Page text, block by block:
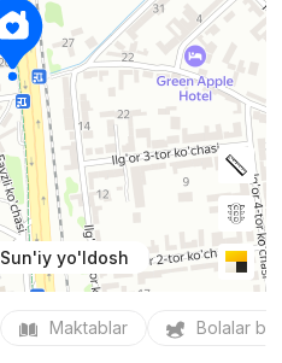
Sun'iy yo'ldosh
Maktablar Bolalar